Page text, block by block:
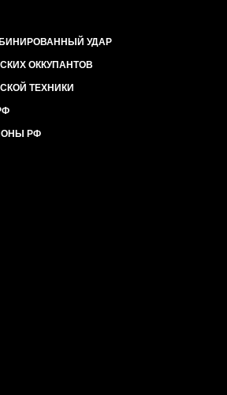
УДАР
ОККУПАНТОВ
ТЕХНИКИ
РФ